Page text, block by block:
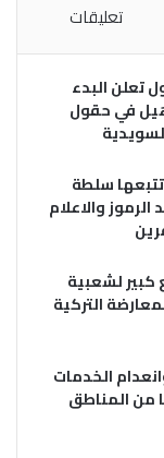
تعليقات
تعلن البدء
في حقول
تتبعها سلطة
والاعلام
لشعبية
التركية
الخدمات
المناطق